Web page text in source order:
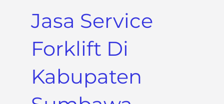
Jasa Service
Forklift Di
Kabupaten